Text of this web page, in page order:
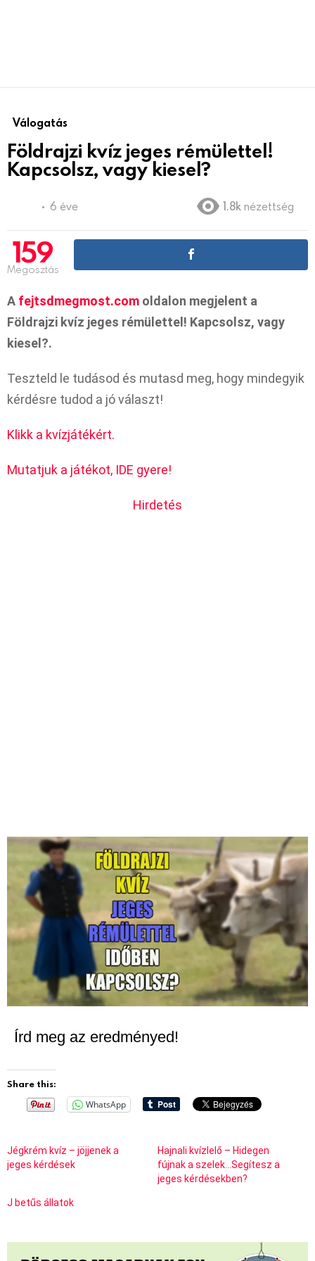
Válogatás
Földrajzi kvíz jeges rémülettel!
Kapcsolsz, vagy kiesel?
6 éve 1.8k nézettség
159
Megosztás
A fejtsdmegmost.com oldalon megjelent a
Földrajzi kvíz jeges rémülettel! Kapcsolsz, vagy
kiesel?.
Teszteld le tudásod és mutasd meg, hogy mindegyik
kérdésre tudod a jó választ!
Klikk a kvízjátékért.
Mutatjuk a játékot, IDE gyere!
Hirdetés
Írd meg az eredményed!
Share this:
WhatsApp
Jégkrém kvíz – jöjjenek a
jeges kérdések
Hajnali kvízlelő – Hidegen
fújnak a szelek…Segítesz a
jeges kérdésekben?
J betűs állatok